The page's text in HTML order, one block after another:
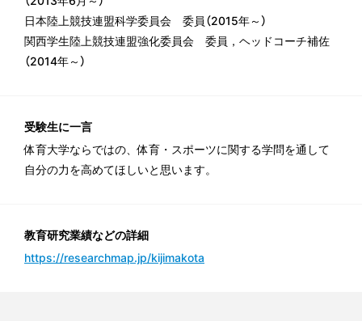
日本陸上競技連盟科学委員会 委員（2015年～）
関西学生陸上競技連盟強化委員会 委員，ヘッドコーチ補佐
（2014年～）
受験生に一言
体育大学ならではの、体育・スポーツに関する学問を通して
自分の力を高めてほしいと思います。
教育研究業績などの詳細
https://researchmap.jp/kijimakota